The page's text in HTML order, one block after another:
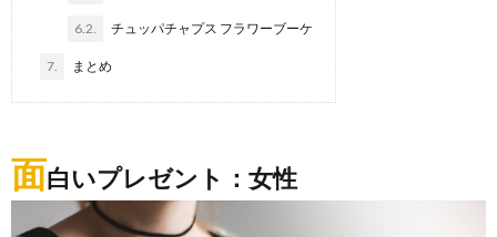
6.2. チュッパチャプス フラワーブーケ
7. まとめ
面白いプレゼント：女性